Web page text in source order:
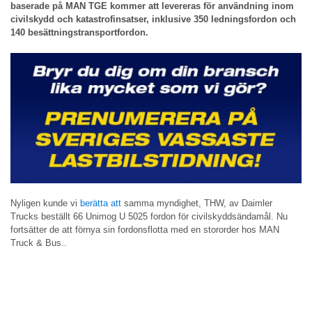
baserade på MAN TGE kommer att levereras för användning inom
civilskydd och katastrofinsatser, inklusive 350 ledningsfordon och
140 besättningstransportfordon.
Nyligen kunde vi berätta att samma myndighet, THW, av Daimler
Trucks beställt 66 Unimog U 5025 fordon för civilskyddsändamål. Nu
fortsätter de att förnya sin fordonsflotta med en stororder hos MAN
Truck & Bus..